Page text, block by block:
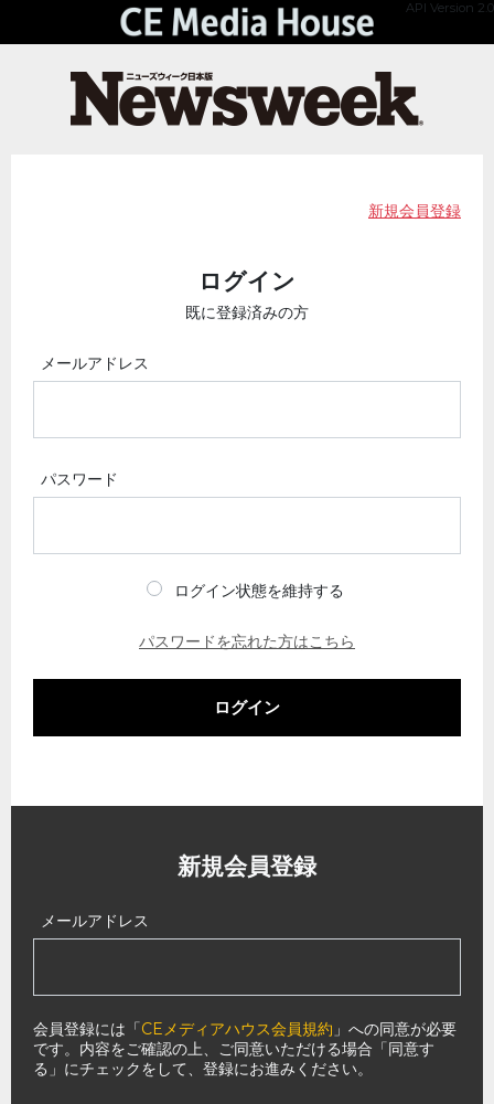
API Version 2.0
新規会員登録
ログイン
既に登録済みの方
メールアドレス
パスワード
ログイン状態を維持する
パスワードを忘れた方はこちら
ログイン
新規会員登録
メールアドレス
会員登録には「CEメディアハウス会員規約 」への同意が必要
です。内容をご確認の上、ご同意いただける場合「同意す
る」にチェックをして、登録にお進みください。